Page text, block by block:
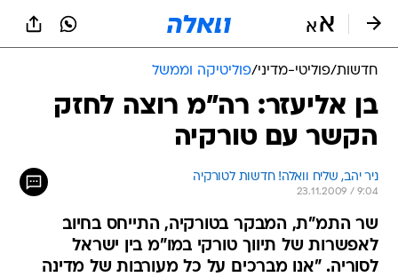
חדשות/פוליטי-מדיני/פוליטיקה וממשל
בן אליעזר: רה"מ רוצה לחזק
הקשר עם טורקיה
ניר יהב, שליח וואלה! חדשות לטורקיה
23.11.2009 / 9:04
שר התמ"ת, המבקר בטורקיה, התייחס בחיוב
לאפשרות של תיווך טורקי במו"מ בין ישראל
לסוריה. "אנו מברכים על כל מעורבות של מדינה